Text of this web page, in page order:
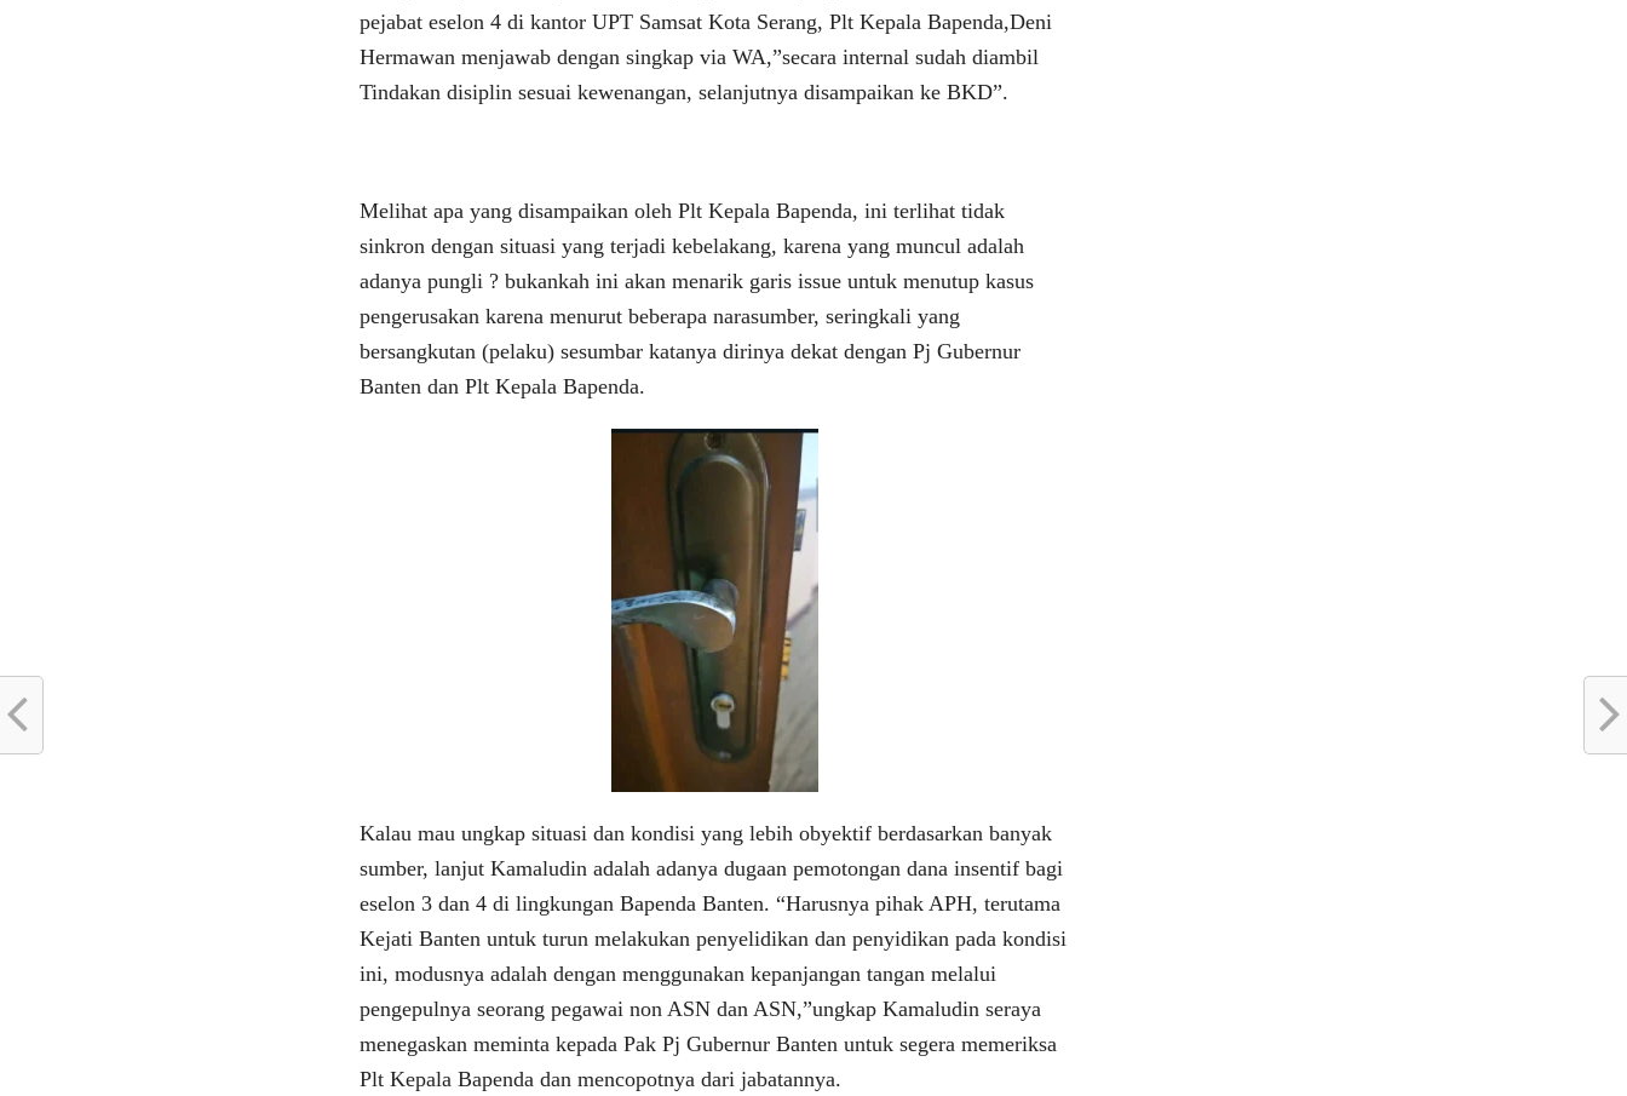
pejabat eselon 4 di kantor UPT Samsat Kota Serang, Plt Kepala Bapenda,Deni
Hermawan menjawab dengan singkap via WA,”secara internal sudah diambil
Tindakan disiplin sesuai kewenangan, selanjutnya disampaikan ke BKD”.
Melihat apa yang disampaikan oleh Plt Kepala Bapenda, ini terlihat tidak
sinkron dengan situasi yang terjadi kebelakang, karena yang muncul adalah
adanya pungli ? bukankah ini akan menarik garis issue untuk menutup kasus
pengerusakan karena menurut beberapa narasumber, seringkali yang
bersangkutan (pelaku) sesumbar katanya dirinya dekat dengan Pj Gubernur
Banten dan Plt Kepala Bapenda.
Kalau mau ungkap situasi dan kondisi yang lebih obyektif berdasarkan banyak
sumber, lanjut Kamaludin adalah adanya dugaan pemotongan dana insentif bagi
eselon 3 dan 4 di lingkungan Bapenda Banten. “Harusnya pihak APH, terutama
Kejati Banten untuk turun melakukan penyelidikan dan penyidikan pada kondisi
ini, modusnya adalah dengan menggunakan kepanjangan tangan melalui
pengepulnya seorang pegawai non ASN dan ASN,”ungkap Kamaludin seraya
menegaskan meminta kepada Pak Pj Gubernur Banten untuk segera memeriksa
Plt Kepala Bapenda dan mencopotnya dari jabatannya.